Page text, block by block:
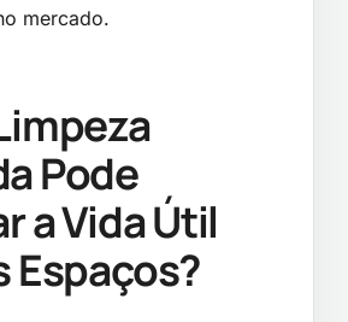
mercado.
Pode
a Vida Útil
Espaços?